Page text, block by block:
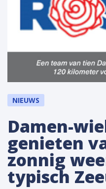
NIEUWS
Damen-
genieten
zonnig
typisch